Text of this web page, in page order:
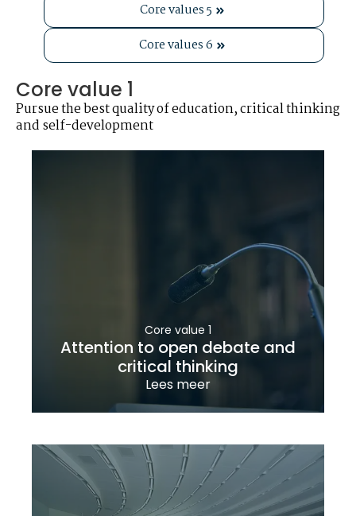
Core values 5
Core values 6
Core value 1
Pursue the best quality of education, critical thinking
and self-development
Core value 1
Attention to open debate and
critical thinking
Lees meer